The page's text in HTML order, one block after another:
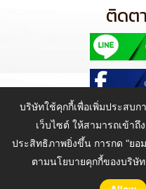
บริษัทใช้คุกกี้เพื่อเพิ่มประสบ
เว็บไซต์ ให้สามารถเข้า
ประสิทธิภาพยิ่งขึ้น การกด “ยอ
ตามนโยบายคุกกี้ของบริษัท
ติดต
Copyright © 2021 Ranger